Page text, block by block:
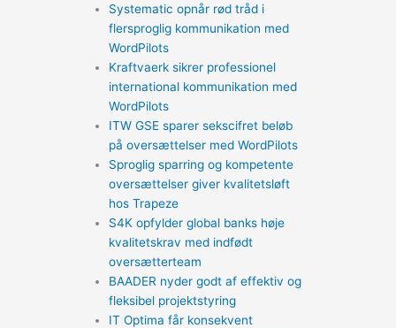
Systematic opnår rød tråd i
flersproglig kommunikation med
WordPilots
Kraftvaerk sikrer professionel
international kommunikation med
WordPilots
ITW GSE sparer sekscifret beløb
på oversættelser med WordPilots
Sproglig sparring og kompetente
oversættelser giver kvalitetsløft
hos Trapeze
S4K opfylder global banks høje
kvalitetskrav med indfødt
oversætterteam
BAADER nyder godt af effektiv og
fleksibel projektstyring
IT Optima får konsekvent